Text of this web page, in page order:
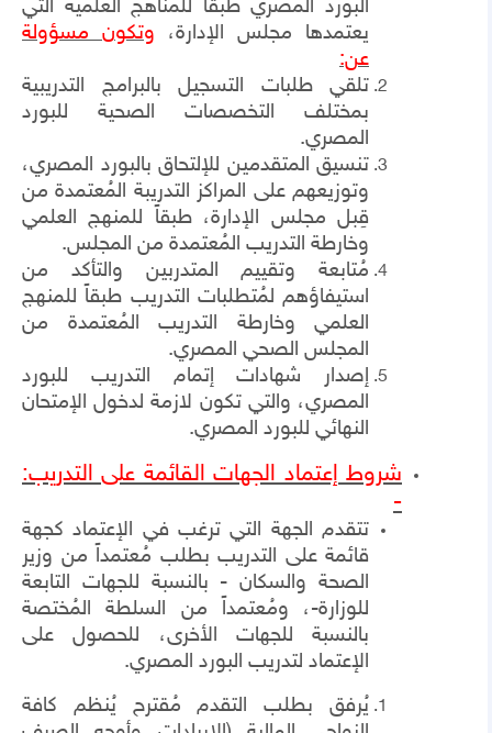
البورد المصري طبقاً للمناهج العلمية التي
يعتمدها مجلس الإدارة،
وتكون مسؤولة
عن:
تلقي طلبات التسجيل بالبرامج التدريبية
بمختلف التخصصات الصحية للبورد
المصري.
تنسيق المتقدمين للإلتحاق بالبورد المصري،
وتوزيعهم على المراكز التدريبة المُعتمدة من
قِبل مجلس الإدارة، طبقاً للمنهج العلمي
وخارطة التدريب المُعتمدة من المجلس.
مُتابعة وتقييم المتدربين والتأكد من
استيفاؤهم لمُتطلبات التدريب طبقاً للمنهج
العلمي وخارطة التدريب المُعتمدة من
المجلس الصحي المصري.
إصدار شهادات إتمام التدريب للبورد
المصري، والتي تكون لازمة لدخول الإمتحان
النهائي للبورد المصري.
شروط إعتماد الجهات القائمة على التدريب:
-
تتقدم الجهة التي ترغب في الإعتماد كجهة
قائمة على التدريب بطلب مُعتمداً من وزير
الصحة والسكان - بالنسبة للجهات التابعة
للوزارة-، ومُعتمداً من السلطة المُختصة
بالنسبة للجهات الأخرى، للحصول على
الإعتماد لتدريب البورد المصري.
يُرفق بطلب التقدم مُقترح يُنظم كافة